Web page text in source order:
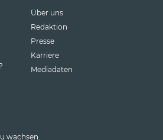
Über uns
Redaktion
Presse
Karriere
Mediadaten
wachsen.